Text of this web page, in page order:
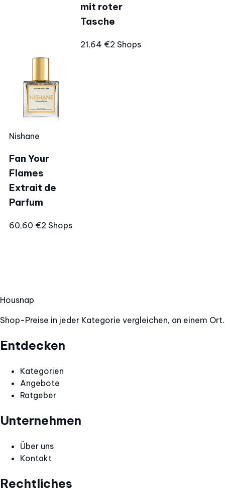
mit roter
Tasche
21,64 €2 Shops
Nishane
Fan Your
Flames
Extrait de
Parfum
60,60 €2 Shops
Housnap
Shop-Preise in jeder Kategorie vergleichen, an einem Ort.
Entdecken
Kategorien
Angebote
Ratgeber
Unternehmen
Über uns
Kontakt
Rechtliches